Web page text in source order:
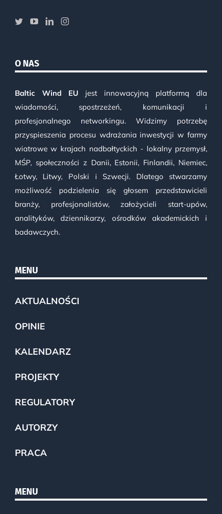
O NAS
Baltic Wind EU jest innowacyjną platformą dla
wiadomości, spostrzeżeń, komunikacji i
profesjonalnego networkingu. Widzimy potrzebę
przyspieszenia procesu wdrażania inwestycji w farmy
wiatrowe w krajach nadbałtyckich - lokalny przemysł,
MŚP, społeczności z Danii, Estonii, Finlandii, Niemiec,
Łotwy, Litwy, Polski i Szwecji. Dlatego stwarzamy
możliwość podzielenia się głosem przedstawicieli
branży, profesjonalistów, założycieli start-upów,
analityków, dziennikarzy, ośrodków akademickich i
badawczych.
MENU
AKTUALNOŚCI
OPINIE
KALENDARZ
PROJEKTY
REGULATORY
AUTORZY
PRACA
MENU